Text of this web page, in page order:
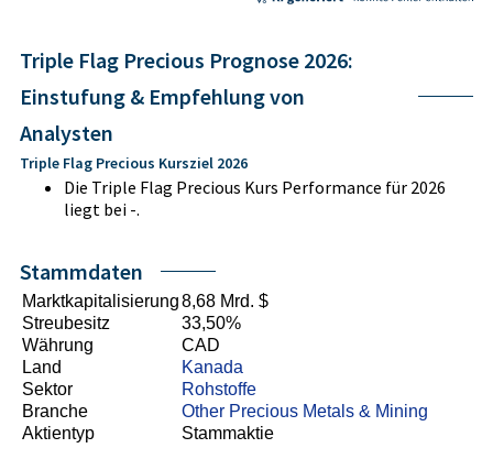
Triple Flag Precious Prognose 2026:
Einstufung & Empfehlung von
Analysten
Triple Flag Precious Kursziel 2026
Die Triple Flag Precious Kurs Performance für 2026
liegt bei -.
Stammdaten
Marktkapitalisierung8,68 Mrd. $
Streubesitz
33,50%
Währung
CAD
Land
Kanada
Sektor
Rohstoffe
Branche
Other Precious Metals & Mining
Aktientyp
Stammaktie